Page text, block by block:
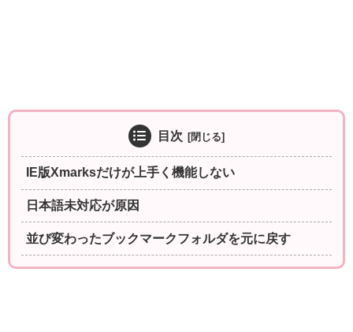
目次
IE版Xmarksだけが上手く機能しない
日本語未対応が原因
並び変わったブックマークフォルダを元に戻す